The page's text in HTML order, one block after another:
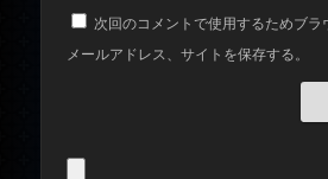
次回のコメントで使用するためブラ
メールアドレス、サイトを保存する。